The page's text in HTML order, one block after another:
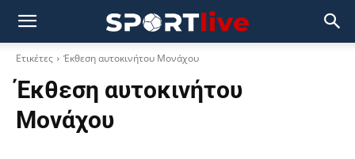
Ετικέτες Έκθεση αυτοκινήτου Μονάχου
Έκθεση αυτοκινήτου
Μονάχου